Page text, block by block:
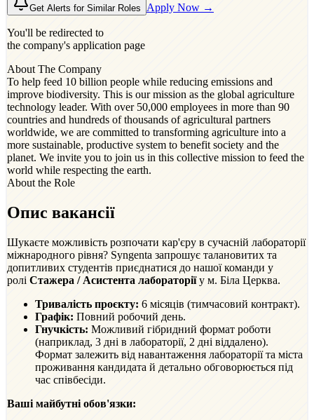
Get Alerts for Similar Roles Apply Now →
You'll be redirected to
the company's application page
About The Company
To help feed 10 billion people while reducing emissions and
improve biodiversity. This is our mission as the global agriculture
technology leader. With over 50,000 employees in more than 90
countries and hundreds of thousands of agricultural partners
worldwide, we are committed to transforming agriculture into a
more sustainable, productive system to benefit society and the
planet. We invite you to join us in this collective mission to feed the
world while respecting the earth.
About the Role
Опис вакансії
Шукаєте можливість розпочати кар'єру в сучасній лабораторії
міжнародного рівня? Syngenta запрошує талановитих та
допитливих студентів приєднатися до нашої команди у
ролі Стажера / Асистента лабораторіїу м. Біла Церква.
Тривалість проєкту: 6 місяців (тимчасовий контракт).
Графік: Повний робочий день.
Гнучкість: Можливий гібридний формат роботи
(наприклад, 3 дні в лабораторії, 2 дні віддалено).
Формат залежить від навантаження лабораторії та міста
проживання кандидата й детально обговорюється під
час співбесіди.
Ваші майбутні обов'язки: